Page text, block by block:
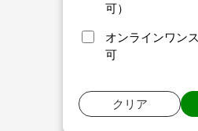
可）
オンラインワン
可
クリア